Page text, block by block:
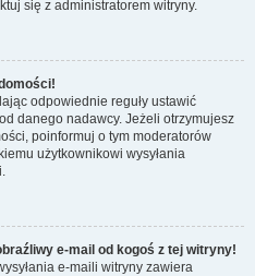
się z administratorem witryny.
odpowiednie reguły ustawić
danego nadawcy. Jeżeli otrzymujesz
poinformuj o tym moderatorów
użytkownikowi wysyłania
e-mail od kogoś z tej witryny!
e-maili witryny zawiera